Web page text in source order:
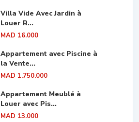
Villa Vide Avec Jardin à
Louer R...
MAD 16.000
Appartement avec Piscine à
la Vente...
MAD 1.750.000
Appartement Meublé à
Louer avec Pis...
MAD 13.000